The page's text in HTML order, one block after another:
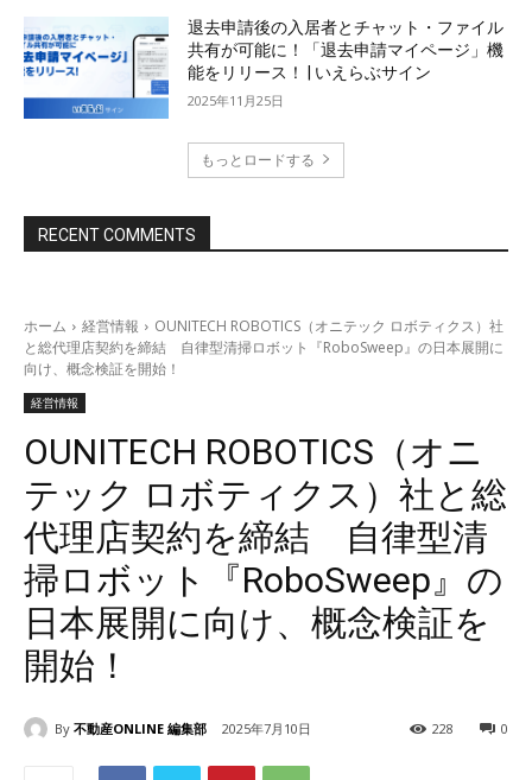
退去申請後の入居者とチャット・ファイル
共有が可能に！「退去申請マイページ」機
能をリリース！ | いえらぶサイン
2025年11月25日
もっとロードする
RECENT COMMENTS